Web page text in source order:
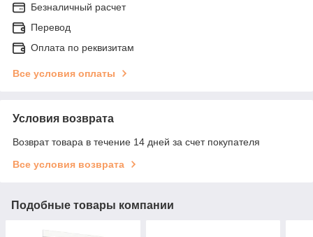
Безналичный расчет
Перевод
Оплата по реквизитам
Все условия оплаты
Условия возврата
Возврат товара в течение 14 дней за счет покупателя
Все условия возврата
Подобные товары компании